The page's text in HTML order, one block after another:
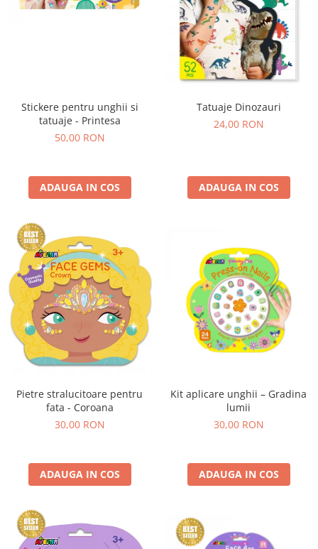
Stickere pentru unghii si
tatuaje - Printesa
50,00 RON
ADAUGA IN COS
Tatuaje Dinozauri
24,00 RON
ADAUGA IN COS
Pietre stralucitoare pentru
fata - Coroana
30,00 RON
ADAUGA IN COS
Kit aplicare unghii – Gradina
lumii
30,00 RON
ADAUGA IN COS